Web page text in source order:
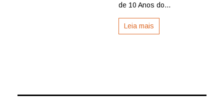
de 10 Anos do...
Leia mais